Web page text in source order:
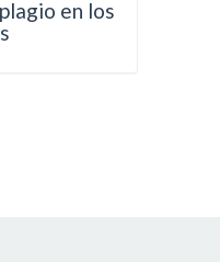
en los